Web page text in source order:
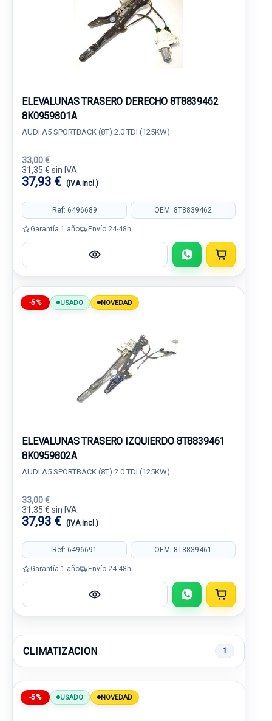
ELEVALUNAS TRASERO DERECHO 8T8839462
8K0959801A
AUDI A5 SPORTBACK (8T) 2.0 TDI (125KW)
33,00 €
31,35 € sin IVA.
37,93 € (IVA incl.)
Ref: 6496689 OEM: 8T8839462
Garantía 1 año Envío 24-48h
-5% USADO NOVEDAD
ELEVALUNAS TRASERO IZQUIERDO 8T8839461
8K0959802A
AUDI A5 SPORTBACK (8T) 2.0 TDI (125KW)
33,00 €
31,35 € sin IVA.
37,93 € (IVA incl.)
Ref: 6496691 OEM: 8T8839461
Garantía 1 año Envío 24-48h
CLIMATIZACION 1
-5% USADO NOVEDAD